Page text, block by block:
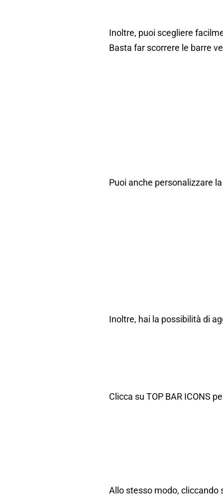
Inoltre, puoi scegliere
Basta far scorrere le barre
Puoi anche personalizzare
Inoltre, hai la possibilità di
Clicca su TOP BAR ICONS
Allo stesso modo, cliccando